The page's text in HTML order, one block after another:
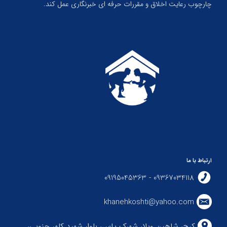
چارچوب رعایت اخلاق و مقررات حرفه ای خبرنگاری عمل کند.
ارتباط با ما
09367034118 - 09195045363
khanehkoshti@yahoo.com